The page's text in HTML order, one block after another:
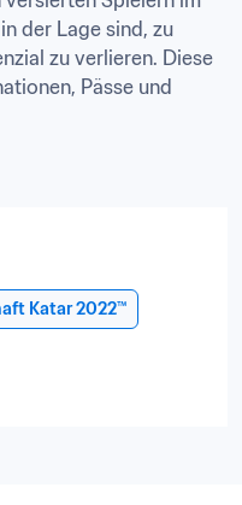
der Lage sind, zu
zu verlieren. Diese
Pässe und
Katar 2022™